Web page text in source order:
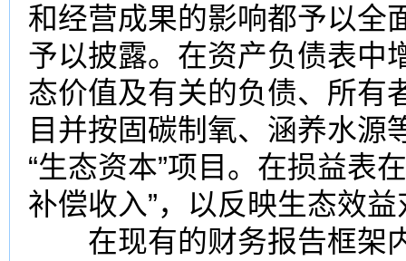
和经营成果的影响都予以全
予以披露。在资产负债表中
态价值及有关的负债、所有
目并按固碳制氧、涵养水源
“生态资本”项目。在损益表
补偿收入”，以反映生态效
在现有的财务报告框架